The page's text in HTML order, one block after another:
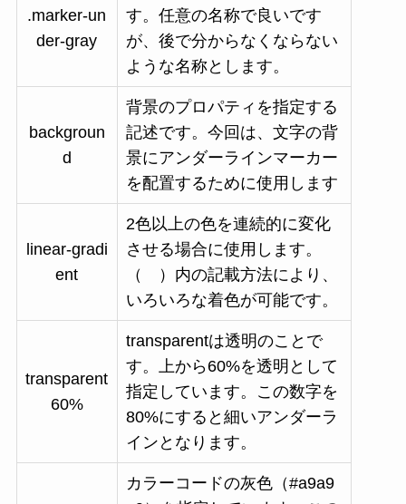
.marker-un
der-gray
す。任意の名称で良いです
が、後で分からなくならない
ような名称とします。
backgroun
d
背景のプロパティを指定する
記述です。今回は、文字の背
景にアンダーラインマーカー
を配置するために使用します
linear-gradi
ent
2色以上の色を連続的に変化
させる場合に使用します。
（ ）内の記載方法により、
いろいろな着色が可能です。
transparent
60%
transparentは透明のことで
す。上から60%を透明として
指定しています。この数字を
80%にすると細いアンダーラ
インとなります。
カラーコードの灰色（#a9a9